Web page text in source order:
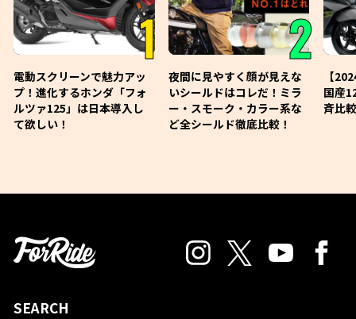
1
電動スクリーンで魅力アッ
プ！進化するホンダ「フォ
ルツァ125」は日本導入し
て欲しい！
2
夜間に見やすく顔が見えな
いシールドはコレだ！ミラ
ー・スモーク・カラー系な
ど全シールド徹底比較！
【
国産
斉比
SEARCH